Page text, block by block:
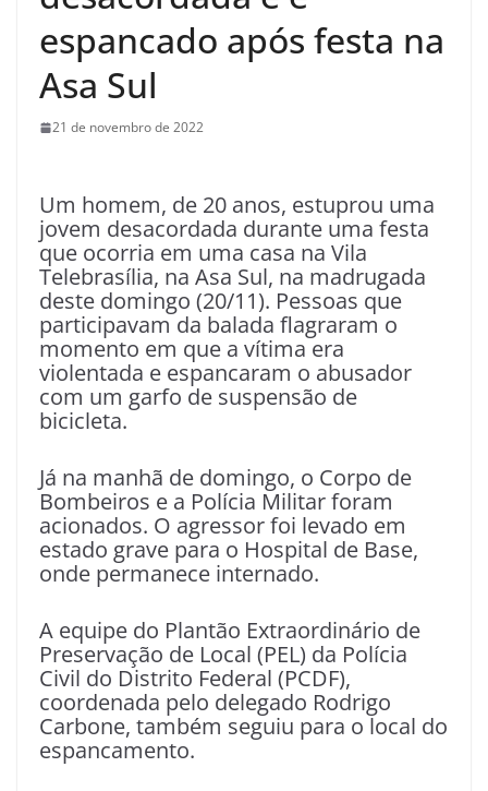
espancado após festa na
Asa Sul
21 de novembro de 2022
Um homem, de 20 anos, estuprou uma
jovem desacordada durante uma festa
que ocorria em uma casa na Vila
Telebrasília, na Asa Sul, na madrugada
deste domingo (20/11). Pessoas que
participavam da balada flagraram o
momento em que a vítima era
violentada e espancaram o abusador
com um garfo de suspensão de
bicicleta.
Já na manhã de domingo, o Corpo de
Bombeiros e a Polícia Militar foram
acionados. O agressor foi levado em
estado grave para o Hospital de Base,
onde permanece internado.
A equipe do Plantão Extraordinário de
Preservação de Local (PEL) da Polícia
Civil do Distrito Federal (PCDF),
coordenada pelo delegado Rodrigo
Carbone, também seguiu para o local do
espancamento.